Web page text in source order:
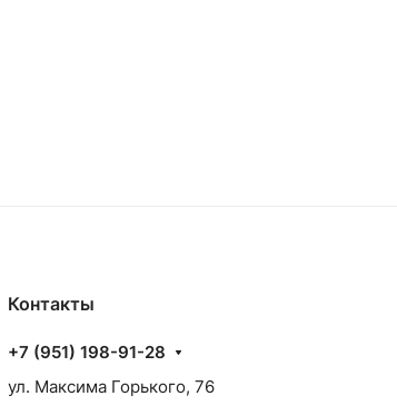
Контакты
+7 (951) 198-91-28
ул. Максима Горького, 76